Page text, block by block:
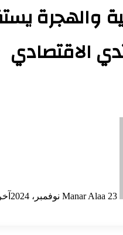
والهجرة
الاقتصادي
Manar Alaa 23 نوفمبر، 2024